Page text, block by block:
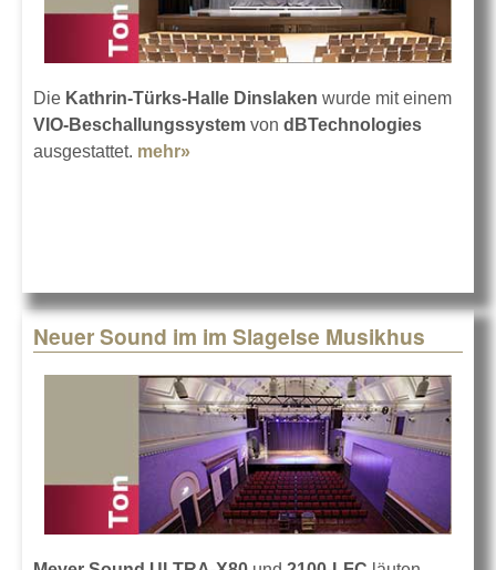
Die Kathrin-Türks-Halle Dinslaken wurde mit einem
VIO-Beschallungssystem von dBTechnologies
ausgestattet. mehr»
Neuer Sound im im Slagelse Musikhus